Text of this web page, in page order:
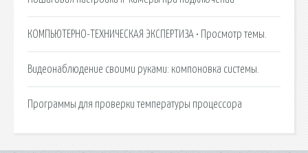
КОМПЬЮТЕРНО-ТЕХНИЧЕСКАЯ ЭКСПЕРТИЗА • Просмотр темы.
Видеонаблюдение своими руками: компоновка системы.
Программы для проверки температуры процессора